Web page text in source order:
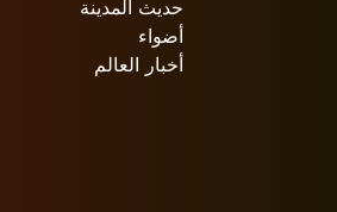
حديث المدينة
أضواء
أخبار العالم